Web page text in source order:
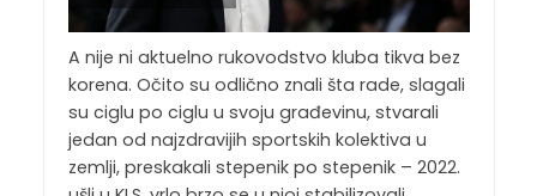
A nije ni aktuelno rukovodstvo kluba tikva bez
korena. Očito su odlično znali šta rade, slagali
su ciglu po ciglu u svoju građevinu, stvarali
jedan od najzdravijih sportskih kolektiva u
zemlji, preskakali stepenik po stepenik – 2022.